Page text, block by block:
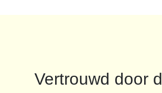
Vertrouwd door